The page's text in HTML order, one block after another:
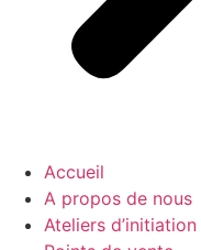
Accueil
A propos de nous
Ateliers d’initiation